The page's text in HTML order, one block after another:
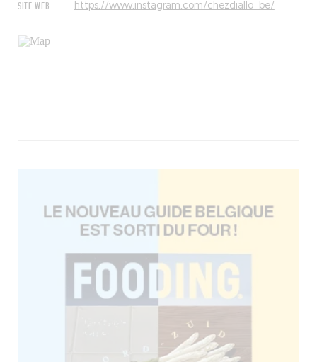
SITE WEB https://www.instagram.com/chezdiallo_be/